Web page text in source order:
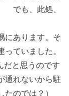
でも、此処、
にあります。そ
ていました。
と思うのです
通れないから駐
のでは？）